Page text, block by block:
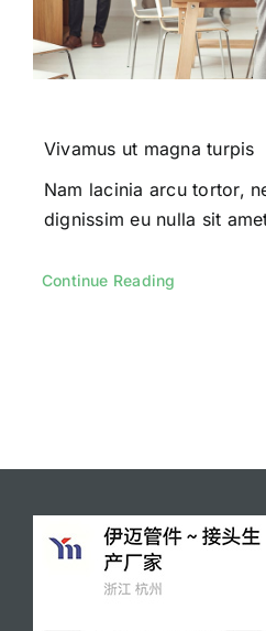
Vivamus ut magna turpis
Nam lacinia arcu tortor,
dignissim eu nulla sit
Continue Reading